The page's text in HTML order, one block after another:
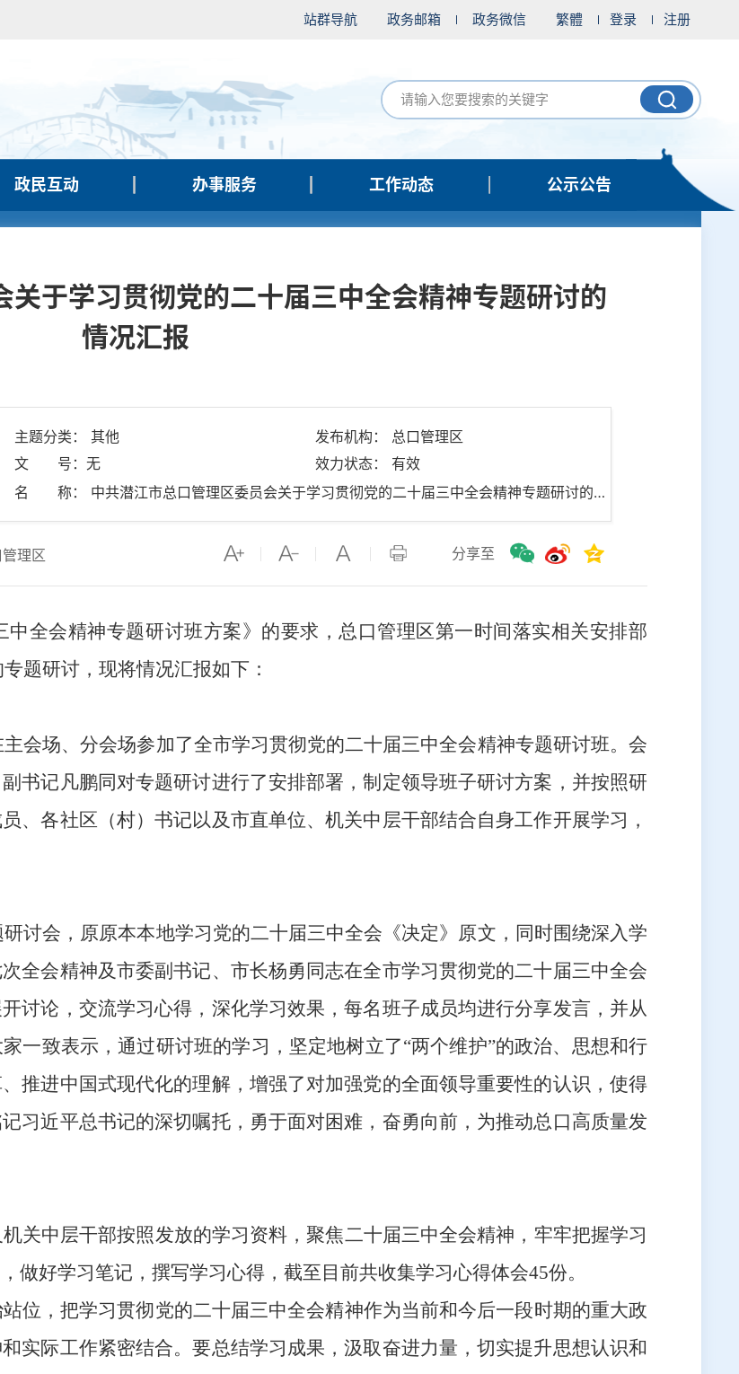
站群导航 政务邮箱 政务微信 繁體 登录 注册
政民互动 办事服务 工作动态 公示公告
关于学习贯彻党的二十届三中全会精神专题研讨的
情况汇报
主题分类： 其他
发布机构： 总口管理区
文 号：无
效力状态： 有效
名 称： 中共潜江市总口管理区委员会关于学习贯彻党的二十届三中全会精神专题研讨的情况汇报
分享至
理区
全会精神专题研讨班方案》的要求，总口管理区第一时间落实相关安排部
题研讨，现将情况汇报如下：
会场、分会场参加了全市学习贯彻党的二十届三中全会精神专题研讨班。会
书记凡鹏同对专题研讨进行了安排部署，制定领导班子研讨方案，并按照研
、各社区（村）书记以及市直单位、机关中层干部结合自身工作开展学习，
讨会，原原本本地学习党的二十届三中全会《决定》原文，同时围绕深入学
全会精神及市委副书记、市长杨勇同志在全市学习贯彻党的二十届三中全会
讨论，交流学习心得，深化学习效果，每名班子成员均进行分享发言，并从
一致表示，通过研讨班的学习，坚定地树立了“两个维护”的政治、思想和行
推进中国式现代化的理解，增强了对加强党的全面领导重要性的认识，使得
习近平总书记的深切嘱托，勇于面对困难，奋勇向前，为推动总口高质量发
关中层干部按照发放的学习资料，聚焦二十届三中全会精神，牢牢把握学习
做好学习笔记，撰写学习心得，截至目前共收集学习心得体会45份。
位，把学习贯彻党的二十届三中全会精神作为当前和今后一段时期的重大政
实际工作紧密结合。要总结学习成果，汲取奋进力量，切实提升思想认识和